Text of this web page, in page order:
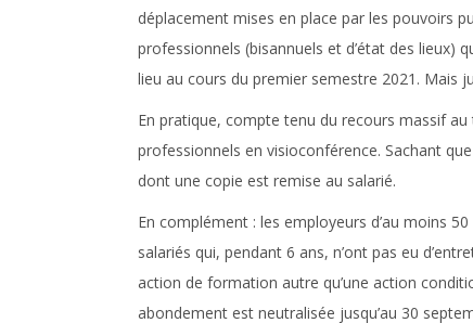
déplacement mises en place par les pouvoirs
professionnels (bisannuels et d’état des lieux)
lieu au cours du premier semestre 2021. Mais
En pratique, compte tenu du recours massif
professionnels en visioconférence. Sachant
dont une copie est remise au salarié.
En complément : les employeurs d’au moins
salariés qui, pendant 6 ans, n’ont pas eu
action de formation autre qu’une action
abondement est neutralisée jusqu’au 30